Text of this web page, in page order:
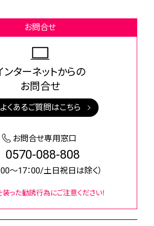
お問合せ
ンターネットからの
お問合せ
よくあるご質問はこちら
お問合せ専用窓口
0570-088-808
00～17：00/土日祝日は除く）
った勧誘行為にご注意ください！